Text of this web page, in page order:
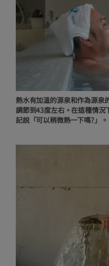
熱水有加溫的源泉和作為源泉
調節到43度左右。在這種情況
記說「可以稍微熱一下嗎?」。